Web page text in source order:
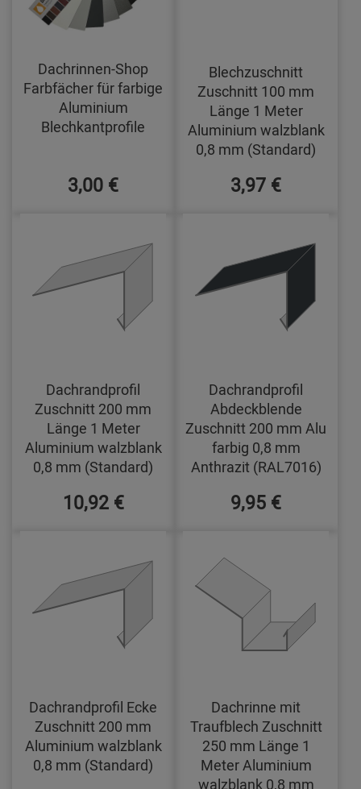
Dachrinnen-Shop
Farbfächer für farbige
Aluminium
Blechkantprofile
3,00 €
Blechzuschnitt
Zuschnitt 100 mm
Länge 1 Meter
Aluminium walzblank
0,8 mm (Standard)
3,97 €
Dachrandprofil
Zuschnitt 200 mm
Länge 1 Meter
Aluminium walzblank
0,8 mm (Standard)
10,92 €
Dachrandprofil
Abdeckblende
Zuschnitt 200 mm Alu
farbig 0,8 mm
Anthrazit (RAL7016)
9,95 €
Dachrandprofil Ecke
Zuschnitt 200 mm
Aluminium walzblank
0,8 mm (Standard)
Dachrinne mit
Traufblech Zuschnitt
250 mm Länge 1
Meter Aluminium
walzblank 0,8 mm